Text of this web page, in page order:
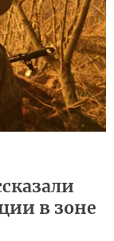
в зоне